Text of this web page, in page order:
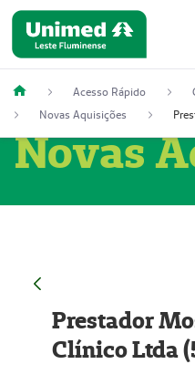
Acesso Rápido
Novas Aquisições
Novas
Prestador
Clínico Ltda